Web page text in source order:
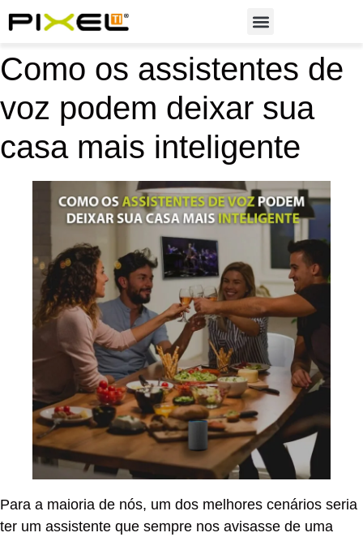
Como os assistentes de
voz podem deixar sua
casa mais inteligente
Para a maioria de nós, um dos melhores cenários seria
ter um assistente que sempre nos avisasse de uma